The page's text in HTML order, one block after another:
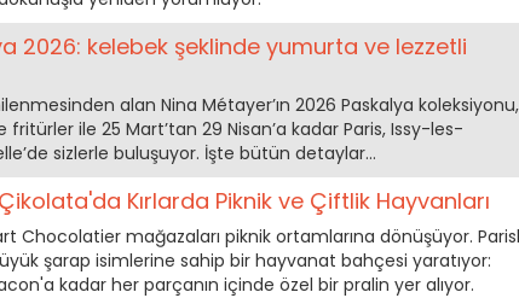
2026: kelebek şeklinde yumurta ve lezzetli
alan Nina Métayer’ın 2026 Paskalya koleksiyonu,
ile 25 Mart’tan 29 Nisan’a kadar Paris, Issy-les-
sizlerle buluşuyor. İşte bütün detaylar…
Kırlarda Piknik ve Çiftlik Hayvanları
Chocolatier mağazaları piknik ortamlarına dönüşüyor.
şarap isimlerine sahip bir hayvanat bahçesi yaratıyor:
kadar her parçanın içinde özel bir pralin yer alıyor.